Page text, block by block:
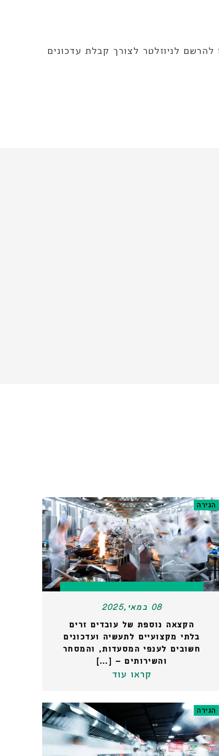
לניוזלטר לצורך קבלת עדכונים
הגירה
08 במאי,2025
הקצאה נוספת של עובדים זרים
בלתי מקצועיים לתעשיה ועדכונים
חשובים לענפי המסעדות, והמסחר
והשירותים – […]
קראו עוד
הגירה